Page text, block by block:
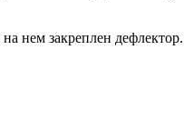
нем закреплен